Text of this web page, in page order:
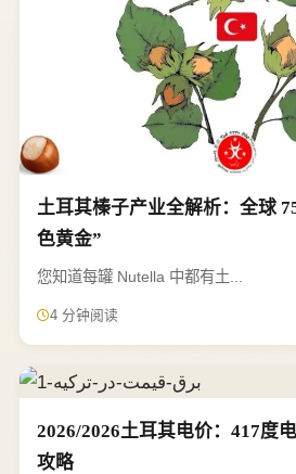
土耳其榛子产业全解析：全球
色黄金”
您知道每罐 Nutella 中都有土...
4 分钟阅读
2026/2026土耳其电价：417度
攻略